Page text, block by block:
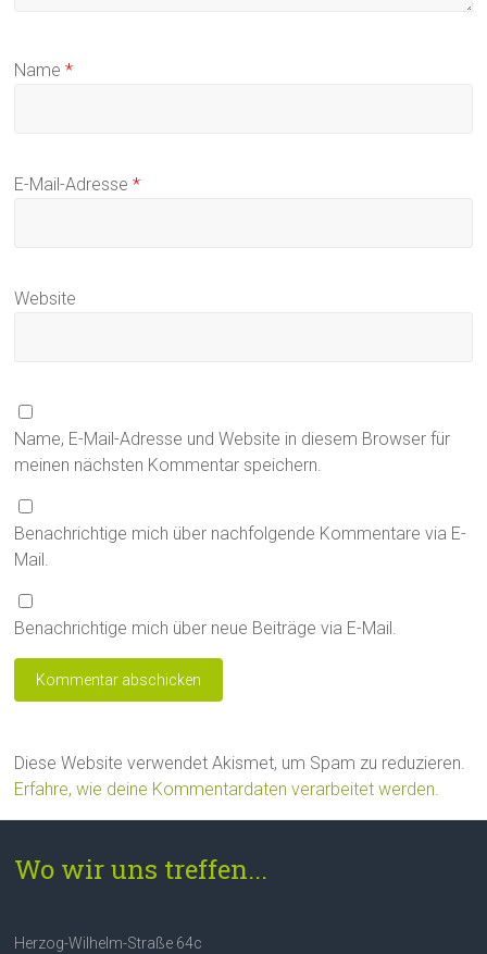
Name*
E-Mail-Adresse*
Website
Name, E-Mail-Adresse und Website in diesem Browser für
meinen nächsten Kommentar speichern.
Benachrichtige mich über nachfolgende Kommentare via E-
Mail.
Benachrichtige mich über neue Beiträge via E-Mail.
Diese Website verwendet Akismet, um Spam zu reduzieren.
Erfahre, wie deine Kommentardaten verarbeitet werden.
Wo wir uns treffen...
Herzog-Wilhelm-Straße 64c